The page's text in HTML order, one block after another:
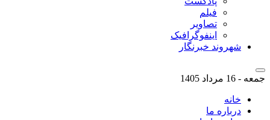
فیلم
تصاویر
اینفوگرافیک
شهروند خبرنگار
جمعه - 16 مرداد 1405
خانه
درباره ما